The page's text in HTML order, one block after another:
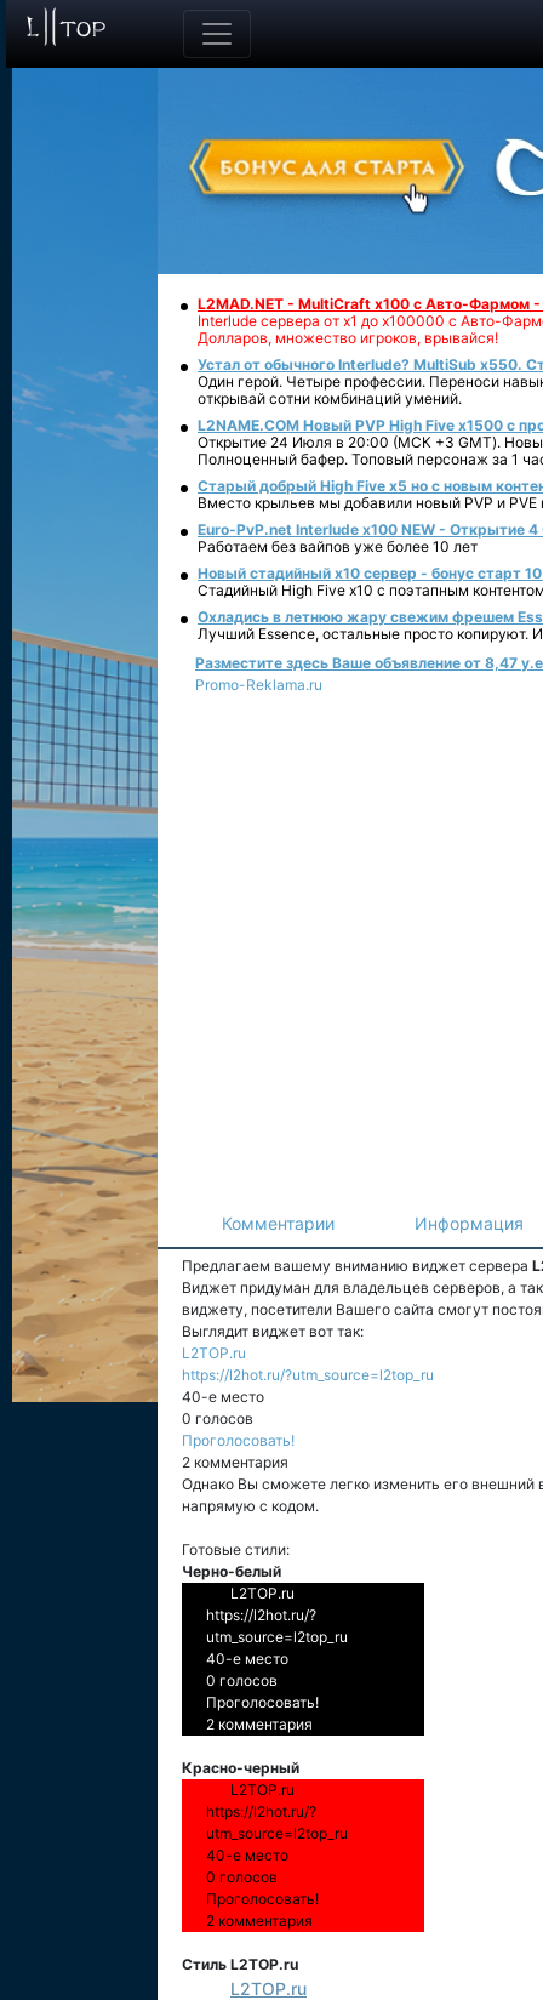
L2MAD.NET - MultiCraft x100 с Авто-Фармом
Interlude сервера от х1 до х100000 с Авто-
Долларов, множество игроков, врывайся!
Устал от обычного Interlude? MultiSub x550.
Один герой. Четыре профессии. Переноси
открывай сотни комбинаций умений.
L2NAME.COM Новый PVP High Five x1500 с
Открытие 24 Июля в 20:00 (МСК +3 GMT).
Полноценный бафер. Топовый персонаж за 1
Старый добрый High Five x5 но с новым
Вместо крыльев мы добавили новый PVP и PVE
Euro-PvP.net Interlude х100 NEW - Открытие 4
Работаем без вайпов уже более 10 лет
Новый стадийный х10 сервер - бонус старт
Стадийный High Five x10 с поэтапным
Охладись в летнюю жару свежим фрешем
Лучший Essence, остальные просто копируют.
Разместите здесь Ваше объявление от 8,47
Promo-Reklama.ru
Комментарии Информация
Предлагаем вашему вниманию виджет сервера
Виджет придуман для владельцев серверов, а
виджету, посетители Вашего сайта смогут
Выглядит виджет вот так:
L2TOP.ru
https://l2hot.ru/?utm_source=l2top_ru
40-е место
0 голосов
Проголосовать!
2 комментария
Однако Вы сможете легко изменить его
напрямую с кодом.
Готовые стили:
Черно-белый
L2TOP.ru
https://l2hot.ru/?
utm_source=l2top_ru
40-е место
0 голосов
Проголосовать!
2 комментария
Красно-черный
L2TOP.ru
https://l2hot.ru/?
utm_source=l2top_ru
40-е место
0 голосов
Проголосовать!
2 комментария
Стиль L2TOP.ru
L2TOP.ru